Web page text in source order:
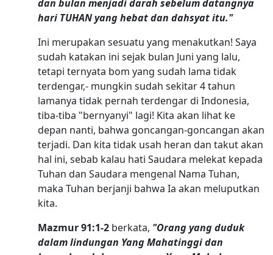
dan bulan menjadi darah sebelum datangnya
hari TUHAN yang hebat dan dahsyat itu."
Ini merupakan sesuatu yang menakutkan! Saya
sudah katakan ini sejak bulan Juni yang lalu,
tetapi ternyata bom yang sudah lama tidak
terdengar,- mungkin sudah sekitar 4 tahun
lamanya tidak pernah terdengar di Indonesia,
tiba-tiba "bernyanyi" lagi! Kita akan lihat ke
depan nanti, bahwa goncangan-goncangan akan
terjadi. Dan kita tidak usah heran dan takut akan
hal ini, sebab kalau hati Saudara melekat kepada
Tuhan dan Saudara mengenal Nama Tuhan,
maka Tuhan berjanji bahwa Ia akan meluputkan
kita.
Mazmur 91:1-2berkata, "Orang yang duduk
dalam lindungan Yang Mahatinggi dan